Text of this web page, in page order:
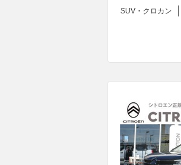
SUV・クロカン